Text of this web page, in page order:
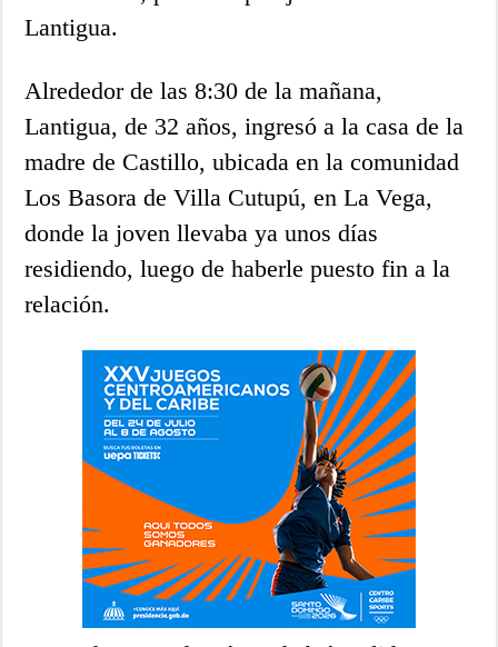
Lantigua.
Alrededor de las 8:30 de la mañana,
Lantigua, de 32 años, ingresó a la casa de la
madre de Castillo, ubicada en la comunidad
Los Basora de Villa Cutupú, en La Vega,
donde la joven llevaba ya unos días
residiendo, luego de haberle puesto fin a la
relación.